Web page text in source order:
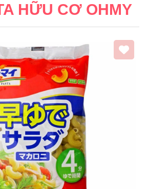
HỮU CƠ OHMY